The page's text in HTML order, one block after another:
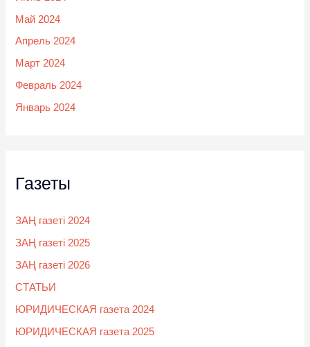
Май 2024
Апрель 2024
Март 2024
Февраль 2024
Январь 2024
Газеты
ЗАҢ газеті 2024
ЗАҢ газеті 2025
ЗАҢ газеті 2026
СТАТЬИ
ЮРИДИЧЕСКАЯ газета 2024
ЮРИДИЧЕСКАЯ газета 2025